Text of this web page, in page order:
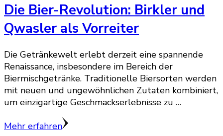
Die Bier-Revolution: Birkler und
Qwasler als Vorreiter
Die Getränkewelt erlebt derzeit eine spannende
Renaissance, insbesondere im Bereich der
Biermischgetränke. Traditionelle Biersorten werden
mit neuen und ungewöhnlichen Zutaten kombiniert,
um einzigartige Geschmackserlebnisse zu …
Mehr erfahren